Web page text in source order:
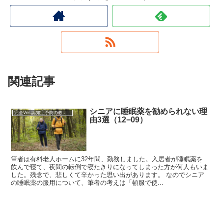
関連記事
完全Ver.認知症予防の教科書
シニアに睡眠薬を勧められない理
由3選（12−09）
筆者は有料老人ホームに32年間、勤務しました。入居者が睡眠薬を
飲んで寝て、夜間の転倒で寝たきりになってしまった方が何人もいま
した。残念で、悲しくて辛かった思い出があります。 なのでシニア
の睡眠薬の服用について、筆者の考えは「頓服で使...